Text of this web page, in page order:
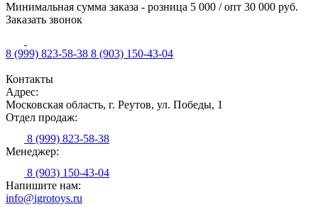
Минимальная сумма заказа - розница 5 000 / опт 30 000 руб.
Заказать звонок
8 (999) 823-58-38 8 (903) 150-43-04
Контакты
Адрес:
Московская область, г. Реутов, ул. Победы, 1
Отдел продаж:
8 (999) 823-58-38
Менеджер:
8 (903) 150-43-04
Напишите нам:
info@igrotoys.ru